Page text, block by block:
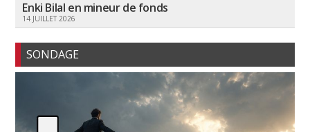
Enki Bilal en mineur de fonds
14 JUILLET 2026
SONDAGE